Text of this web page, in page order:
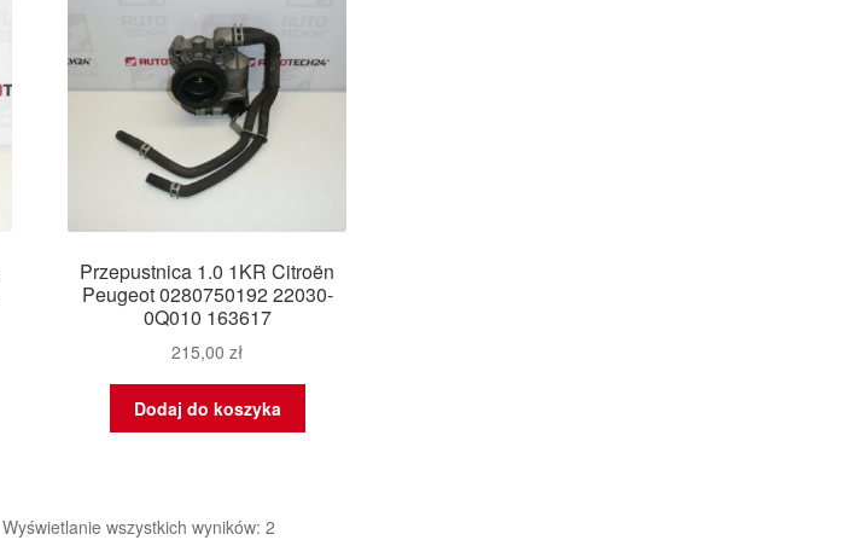
Przepustnica 1.0 1KR Citroën
Peugeot 0280750192 22030-
0Q010 163617
215,00zł
Dodaj do koszyka
Wyświetlanie wszystkich wyników: 2Posortowane